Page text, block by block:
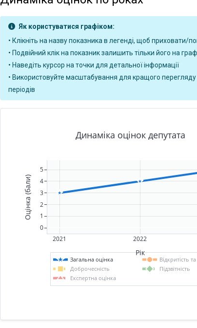
Як користуватися графіком:
• Клікніть на назву показника в легенді, щоб приховати/
• Подвійний клік на показник залишить тільки його на
• Наведіть курсор на точки для детальної інформації
• Використовуйте масштабування для кращого
періодів
2021 2022
0
1
2
3
4
5
Загальна оцінка
Відкритість
Доброчесність
Підзвітність
Експертна оцінка
Динаміка оцінок депутата
Рік
Оцінка (бали)